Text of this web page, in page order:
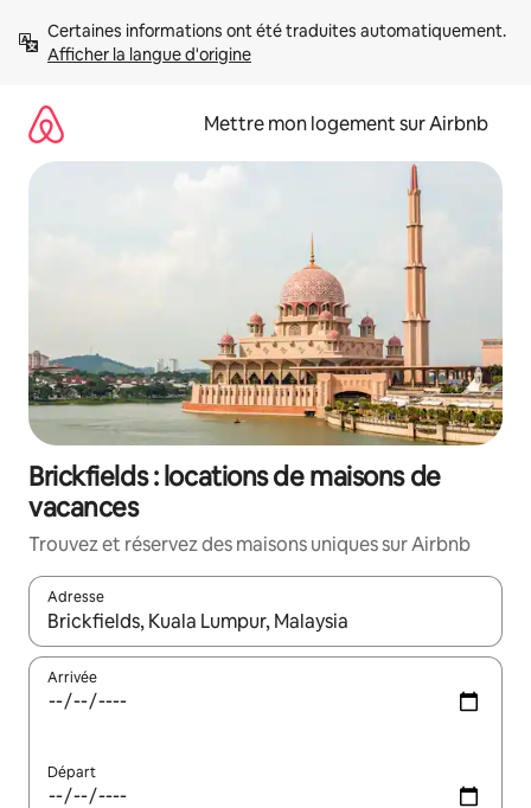
directement
Afficher la langue d'origine
Mettre mon logement sur Airbnb
Brickfields : locations de maisons de
vacances
Trouvez et réservez des maisons uniques sur Airbnb
Adresse
Lorsque les résultats s'affichent, utilisez les flèches vers le
Arrivée
Départ